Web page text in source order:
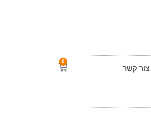
צור קשר
0